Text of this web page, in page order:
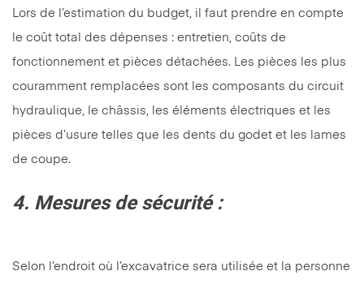
Lors de l’estimation du budget, il faut prendre en compte
le coût total des dépenses : entretien, coûts de
fonctionnement et pièces détachées. Les pièces les plus
couramment remplacées sont les composants du circuit
hydraulique, le châssis, les éléments électriques et les
pièces d’usure telles que les dents du godet et les lames
de coupe.
4. Mesures de sécurité :
Selon l’endroit où l’excavatrice sera utilisée et la personne